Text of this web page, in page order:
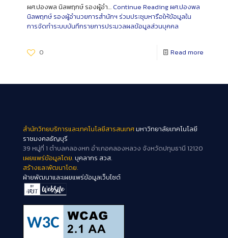
ผศ.ปองพล นิลพฤกษ์ รองผู้อำ… Continue Readingผศ.ปองพล
นิลพฤกษ์ รองผู้อำนวยการสำนักฯ ร่วมประชุมหารือให้ข้อมูลใน
การจัดทำระบบบันทึกรายการประมวลผลข้อมูลส่วนบุคคล
0 Read more
สำนักวิทยบริการและเทคโนโลยีสารสนเทศมหาวิทยาลัยเทคโนโลยี
ราชมงคลธัญบุรี
39 หมู่ที่ 1 ตำบลคลองหก อำเภอคลองหลวง จังหวัดปทุมธานี 12120
เผยแพร่ข้อมูลโดย.บุคลากร สวส.
สร้างและพัฒนาโดย.
ฝ่ายพัฒนาและเผยแพร่ข้อมูลเว็บไซต์